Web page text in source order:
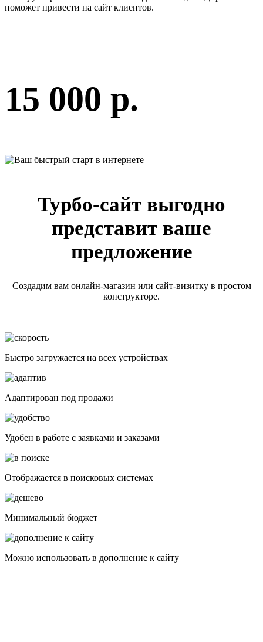
поможет привести на сайт клиентов.
15 000 р.
Турбо-сайт выгодно
представит ваше
предложение
Создадим вам онлайн-магазин или сайт-визитку в простом
конструкторе.
Быстро загружается на всех устройствах
Адаптирован под продажи
Удобен в работе с заявками и заказами
Отображается в поисковых системах
Минимальный бюджет
Можно использовать в дополнение к сайту